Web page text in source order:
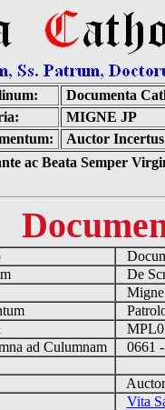
Documenta
MIGNE JP
Auctor Incertus
ac Beata Semper
De
ad Culumnam
0661
Vita